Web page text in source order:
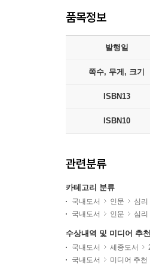
품목정보
발행일
쪽수, 무게, 크기
ISBN13
ISBN10
관련분류
카테고리 분류
국내도서 인문 심리
국내도서
인문 심리
수상내역 및 미디어 추
국내도서 세종도서
국내도서
미디어 추천